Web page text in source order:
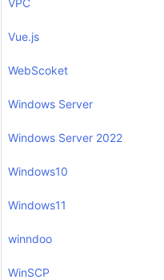
Vue.js
WebScoket
Windows Server
Windows Server 2022
Windows10
Windows11
winndoo
WinSCP